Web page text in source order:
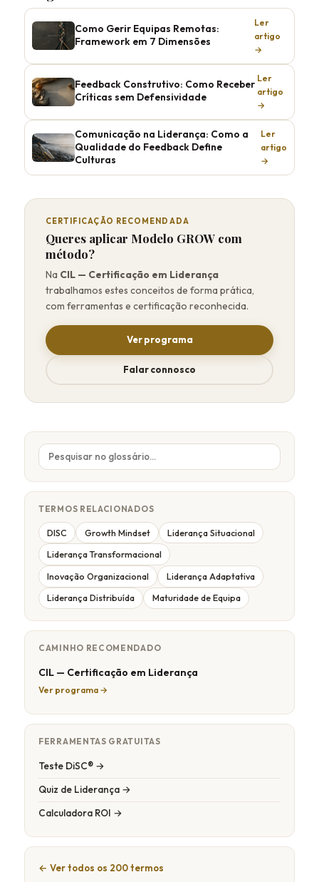
Como Gerir Equipas Remotas:
Framework em 7 Dimensões
Ler
artigo
→
Feedback Construtivo: Como Receber
Críticas sem Defensividade
Ler
artigo
→
Comunicação na Liderança: Como a
Qualidade do Feedback Define
Culturas
Ler
artigo
→
CERTIFICAÇÃO RECOMENDADA
Queres aplicar Modelo GROW com
método?
Na CIL — Certificação em Liderança
trabalhamos estes conceitos de forma prática,
com ferramentas e certificação reconhecida.
Ver programa
Falar connosco
TERMOS RELACIONADOS
DISC Growth Mindset Liderança Situacional
Liderança Transformacional
Inovação Organizacional Liderança Adaptativa
Liderança Distribuída Maturidade de Equipa
CAMINHO RECOMENDADO
CIL — Certificação em Liderança
Ver programa →
FERRAMENTAS GRATUITAS
Teste DiSC® →
Quiz de Liderança →
Calculadora ROI →
← Ver todos os 200 termos